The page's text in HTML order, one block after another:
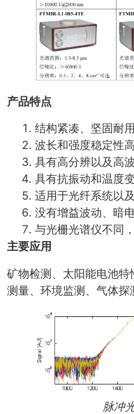
产品特点
结构紧凑、坚固耐用
波长和强度稳定性
具有高分辨以及高
具有抗振动和温度
适用于光纤系统以
没有增益波动、暗
与光栅光谱仪不同
主要应用
矿物检测、太阳能电池
测量、环境监测、气体探
脉冲